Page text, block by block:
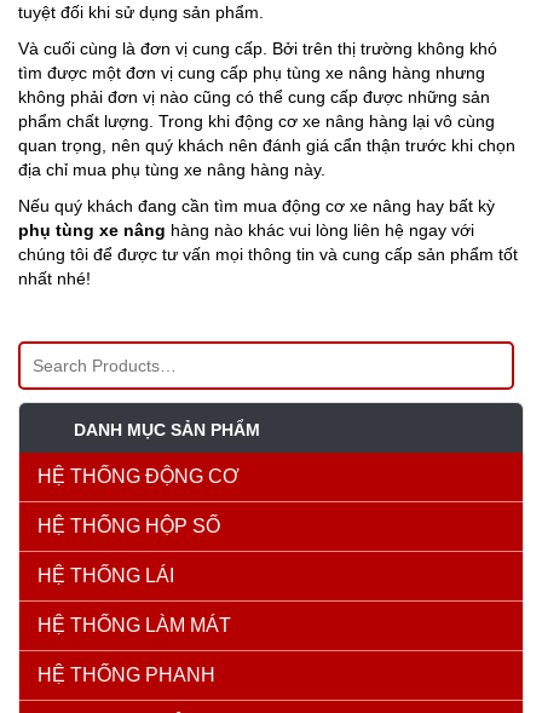
tuyệt đối khi sử dụng sản phẩm.
Và cuối cùng là đơn vị cung cấp. Bởi trên thị trường không khó
tìm được một đơn vị cung cấp phụ tùng xe nâng hàng nhưng
không phải đơn vị nào cũng có thể cung cấp được những sản
phẩm chất lượng. Trong khi động cơ xe nâng hàng lại vô cùng
quan trọng, nên quý khách nên đánh giá cẩn thận trước khi chọn
địa chỉ mua phụ tùng xe nâng hàng này.
Nếu quý khách đang cần tìm mua động cơ xe nâng hay bất kỳ
phụ tùng xe nâng hàng nào khác vui lòng liên hệ ngay với
chúng tôi để được tư vấn mọi thông tin và cung cấp sản phẩm tốt
nhất nhé!
DANH MỤC SẢN PHẨM
HỆ THỐNG ĐỘNG CƠ
HỆ THỐNG HỘP SỐ
HỆ THỐNG LÁI
HỆ THỐNG LÀM MÁT
HỆ THỐNG PHANH